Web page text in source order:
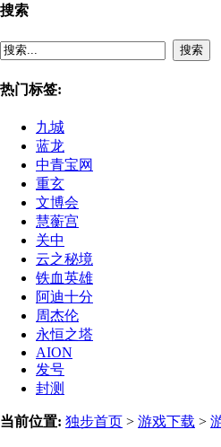
搜索
搜索
热门标签:
九城
蓝龙
中青宝网
重玄
文博会
慧蘅宫
关中
云之秘境
铁血英雄
阿迪十分
周杰伦
永恒之塔
AION
发号
封测
当前位置: 独步首页 > 游戏下载 >